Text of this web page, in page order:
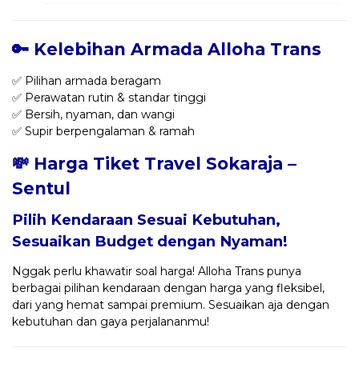
🔑 Kelebihan Armada Alloha Trans
✅ Pilihan armada beragam
✅ Perawatan rutin & standar tinggi
✅ Bersih, nyaman, dan wangi
✅ Supir berpengalaman & ramah
💸 Harga Tiket Travel Sokaraja –
Sentul
Pilih Kendaraan Sesuai Kebutuhan,
Sesuaikan Budget dengan Nyaman!
Nggak perlu khawatir soal harga! Alloha Trans punya
berbagai pilihan kendaraan dengan harga yang fleksibel,
dari yang hemat sampai premium. Sesuaikan aja dengan
kebutuhan dan gaya perjalananmu!